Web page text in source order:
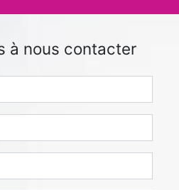
à nous contacter